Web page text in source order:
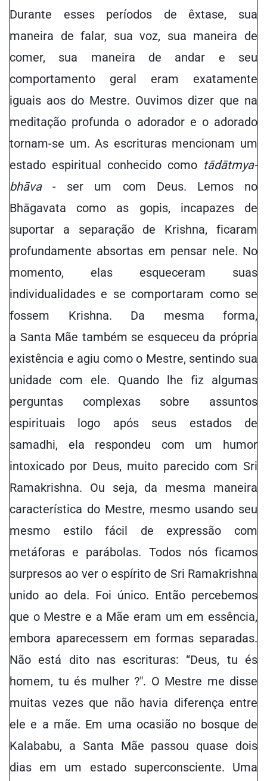
Durante esses períodos de êxtase, sua
maneira de falar, sua voz, sua maneira de
comer, sua maneira de andar e seu
comportamento geral eram exatamente
iguais aos do Mestre. Ouvimos dizer que na
meditação profunda o adorador e o adorado
tornam-se um. As escrituras mencionam um
estado espiritual conhecido como tādātmya-
bhāva- ser um com Deus. Lemos no
Bhāgavata como as gopis, incapazes de
suportar a separação de Krishna, ficaram
profundamente absortas em pensar nele. No
momento, elas esqueceram suas
individualidades e se comportaram como se
fossem Krishna. Da mesma forma,
a Santa Mãe também se esqueceu da própria
existência e agiu como o Mestre, sentindo sua
unidade com ele. Quando lhe fiz algumas
perguntas complexas sobre assuntos
espirituais logo após seus estados de
samadhi, ela respondeu com um humor
intoxicado por Deus, muito parecido com Sri
Ramakrishna. Ou seja, da mesma maneira
característica do Mestre, mesmo usando seu
mesmo estilo fácil de expressão com
metáforas e parábolas. Todos nós ficamos
surpresos ao ver o espírito de Sri Ramakrishna
unido ao dela. Foi único. Então percebemos
que o Mestre e a Mãe eram um em essência,
embora aparecessem em formas separadas.
Não está dito nas escrituras: “Deus, tu és
homem, tu és mulher ?". O Mestre me disse
muitas vezes que não havia diferença entre
ele e a mãe. Em uma ocasião no bosque de
Kalababu, a Santa Mãe passou quase dois
dias em um estado superconsciente. Uma